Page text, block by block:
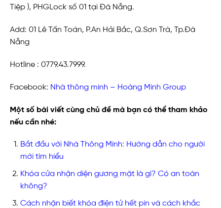
Tiệp ), PHGLock số 01 tại Đà Nẵng.
Add: 01 Lê Tấn Toán, P.An Hải Bắc, Q.Sơn Trà, Tp.Đà
Nẵng
Hotline : 0779.43.7999.
Facebook: Nhà thông minh – Hoàng Minh Group
Một số bài viết cùng chủ đề mà bạn có thể tham khảo
nếu cần nhé:
Bắt đầu với Nhà Thông Minh: Hướng dẫn cho người
mới tìm hiểu
Khóa cửa nhận diện gương mặt là gì? Có an toàn
không?
Cách nhận biết khóa điện tử hết pin và cách khắc